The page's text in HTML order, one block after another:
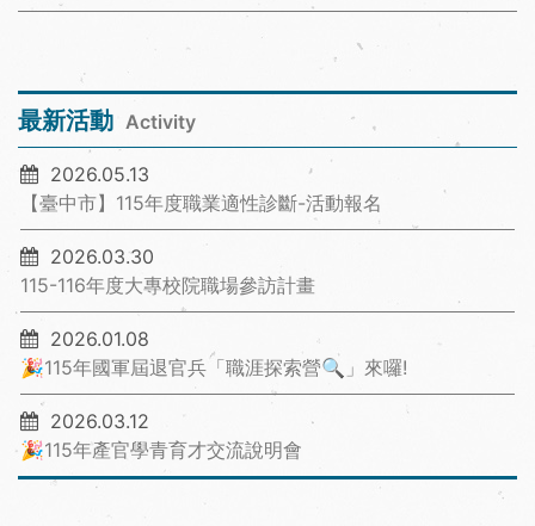
最新活動 Activity
2026.05.13
【臺中市】115年度職業適性診斷-活動報名
2026.03.30
115-116年度大專校院職場參訪計畫
2026.01.08
🎉115年國軍屆退官兵「職涯探索營🔍」來囉!
2026.03.12
🎉115年產官學青育才交流說明會